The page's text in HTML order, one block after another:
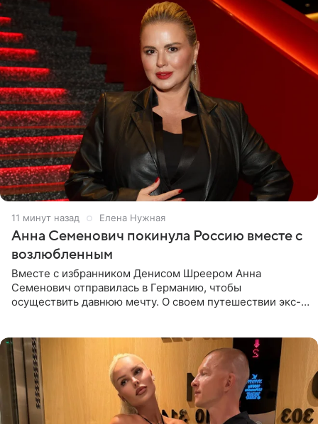
11 минут назад Елена Нужная
Анна Семенович покинула Россию вместе с
возлюбленным
Вместе с избранником Денисом Шреером Анна
Семенович отправилась в Германию, чтобы
осуществить давнюю мечту. О своем путешествии экс-